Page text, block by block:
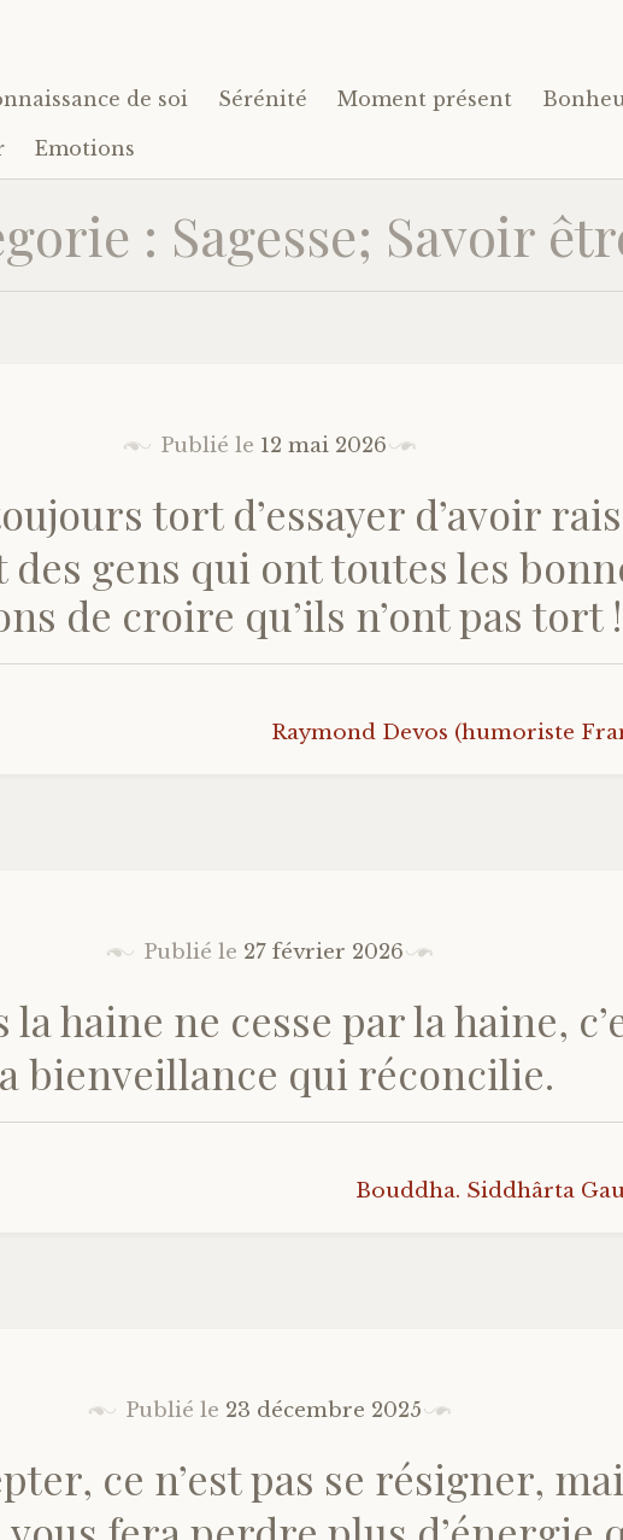
de soi Sérénité Moment présent
Emotions
: Sagesse; Savoir
Publié le 12 mai 2026
tort d’essayer d’avoir
des gens qui ont toutes les
de croire qu’ils n’ont pas tort !
Raymond Devos (humoriste
Publié le 27 février 2026
la haine ne cesse par la haine,
bienveillance qui réconcilie.
Bouddha. Siddhârta
Publié le 23 décembre 2025
ce n’est pas se résigner,